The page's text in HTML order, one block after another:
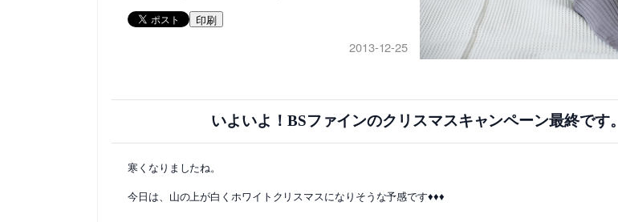
印刷
2013-12-25
いよいよ！BSファインのクリスマスキャンペーン最終です。
寒くなりましたね。
今日は、山の上が白くホワイトクリスマスになりそうな予感です♦♦♦